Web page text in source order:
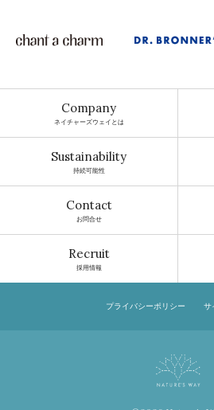
Company
ネイチャーズウェイとは
Sustainability
持続可能性
Contact
お問合せ
Recruit
採用情報
プライバシーポリシー サ